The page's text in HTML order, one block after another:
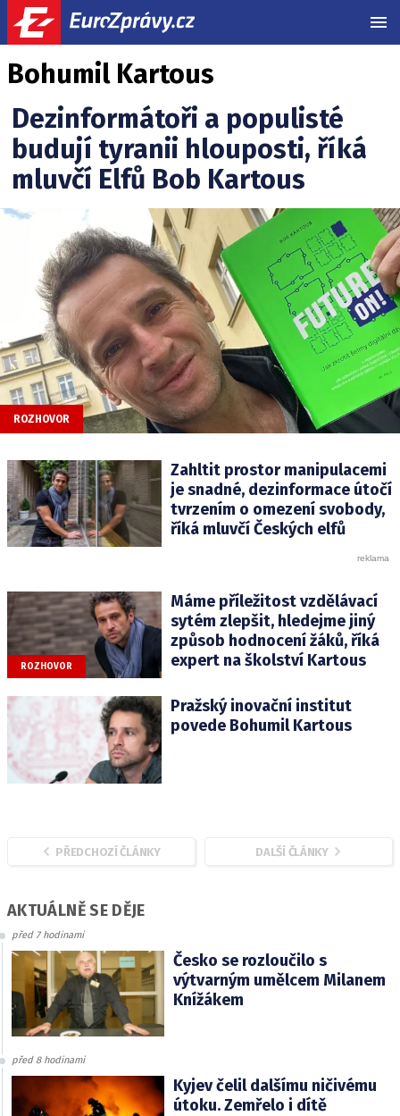
Bohumil Kartous
Dezinformátoři a populisté
budují tyranii hlouposti, říká
mluvčí Elfů Bob Kartous
ROZHOVOR
Zahltit prostor manipulacemi
je snadné, dezinformace útočí
tvrzením o omezení svobody,
říká mluvčí Českých elfů
ROZHOVOR
Máme příležitost vzdělávací
sytém zlepšit, hledejme jiný
způsob hodnocení žáků, říká
expert na školství Kartous
Pražský inovační institut
povede Bohumil Kartous
PŘEDCHOZÍ ČLÁNKY DALŠÍ ČLÁNKY
AKTUÁLNĚ SE DĚJE
před 7 hodinami
Česko se rozloučilo s
výtvarným umělcem Milanem
Knížákem
před 8 hodinami
Kyjev čelil dalšímu ničivému
útoku. Zemřelo i dítě